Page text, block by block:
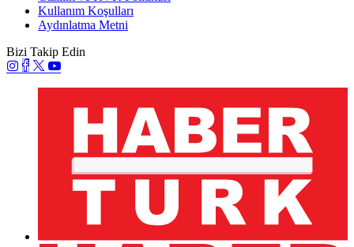
Kullanım Koşulları
Aydınlatma Metni
Bizi Takip Edin